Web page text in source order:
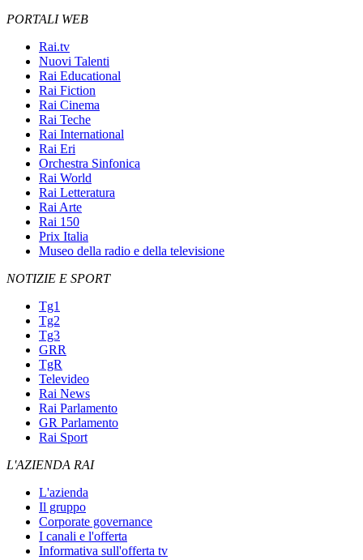
PORTALI WEB
Rai.tv
Nuovi Talenti
Rai Educational
Rai Fiction
Rai Cinema
Rai Teche
Rai International
Rai Eri
Orchestra Sinfonica
Rai World
Rai Letteratura
Rai Arte
Rai 150
Prix Italia
Museo della radio e della televisione
NOTIZIE E SPORT
Tg1
Tg2
Tg3
GRR
TgR
Televideo
Rai News
Rai Parlamento
GR Parlamento
Rai Sport
L'AZIENDA RAI
L'azienda
Il gruppo
Corporate governance
I canali e l'offerta
Informativa sull'offerta tv